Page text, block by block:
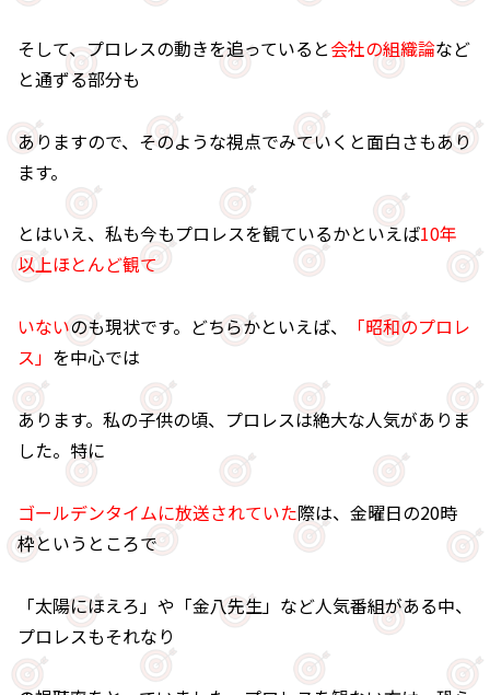
そして、プロレスの動きを追っていると会社の組織論など
と通ずる部分も
ありますので、そのような視点でみていくと面白さもあり
ます。
とはいえ、私も今もプロレスを観ているかといえば10年
以上ほとんど観て
いないのも現状です。どちらかといえば、
「昭和のプロレ
ス」 を中心では
あります。私の子供の頃、プロレスは絶大な人気がありま
した。特に
ゴールデンタイムに放送されていた際は、金曜日の20時
枠というところで
「太陽にほえろ」や「金八先生」など人気番組がある中、
プロレスもそれなり